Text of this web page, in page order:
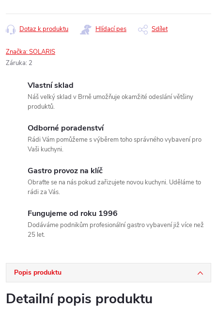
Dotaz k produktu Hlídací pes Sdílet
Značka:SOLARIS
Záruka: 2
Vlastní sklad
Náš velký sklad v Brně umožňuje okamžité odeslání většiny
produktů.
Odborné poradenství
Rádi Vám pomůžeme s výběrem toho správného vybavení pro
Vaši kuchyni.
Gastro provoz na klíč
Obraťte se na nás pokud zařizujete novou kuchyni. Uděláme to
rádi za Vás.
Fungujeme od roku 1996
Dodáváme podnikům profesionální gastro vybavení již více než
25 let.
Popis produktu
Detailní popis produktu